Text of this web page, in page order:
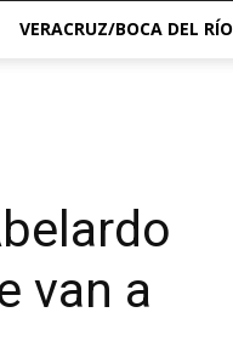
VERACRUZ/BOCA DEL RÍO
van a